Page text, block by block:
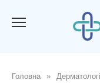
Головна »